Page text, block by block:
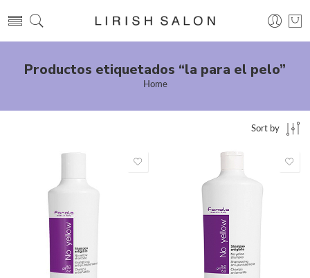
Productos etiquetados “la para el pelo”
Home
Sort by